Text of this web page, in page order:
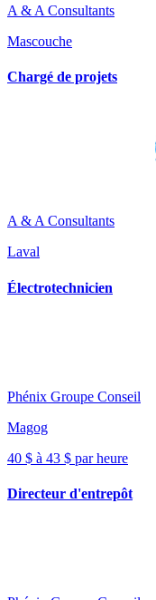
A & A Consultants
Mascouche
Chargé de projets
A & A Consultants
Laval
Électrotechnicien
Phénix Groupe Conseil
Magog
40 $ à 43 $ par heure
Directeur d'entrepôt